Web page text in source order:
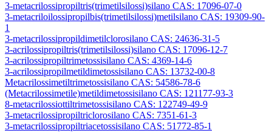
3-metacrilossipropiltris(trimetilsilossi)silano CAS: 17096-07-0
3-metacriloilossipropilbis(trimetilsilossi)metilsilano CAS: 19309-90-
1
3-metacrilossipropildimetilclorosilano CAS: 24636-31-5
3-acrilossipropiltris(trimetilsilossi)silano CAS: 17096-12-7
3-acrilossipropiltrimetossisilano CAS: 4369-14-6
3-acrilossipropilmetildimetossisilano CAS: 13732-00-8
Metacrilossimetiltrimetossisilano CAS: 54586-78-6
(Metacrilossimetile)metildimetossisilano CAS: 121177-93-3
8-metacrilossiottiltrimetossisilano CAS: 122749-49-9
3-metacrilossipropiltriclorosilano CAS: 7351-61-3
3-metacrilossipropiltriacetossisilano CAS: 51772-85-1